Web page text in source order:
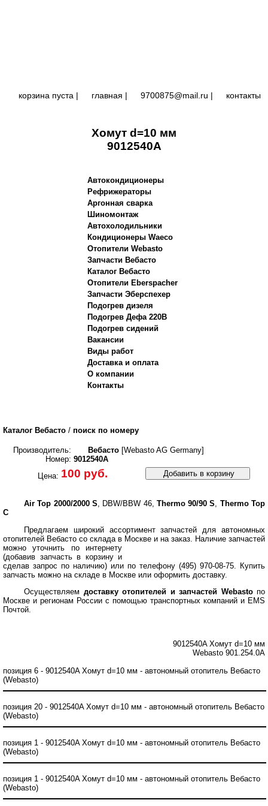
корзина пуста | главная | 9700875@mail.ru | контакты
Хомут d=10 мм
9012540A
Автокондиционеры
Рефрижераторы
Аргонная сварка
Шиномонтаж
Автохолодильники
Кондиционеры Waeco
Отопители Webasto
Запчасти Вебасто
Каталог Вебасто
Отопители Eberspacher
Запчасти Эберспехер
Подогрев дизеля
Подогрев Дефа 220В
Подогрев сидений
Вакансии
Виды работ
Доставка и оплата
О компании
Контакты
Каталог Вебасто / поиск по номеру
Производитель:
Номер:
Вебасто [Webasto AG Germany]
9012540A
Цена: 100 руб. Добавить в корзину
Air Top 2000/2000 S, DBW/BBW 46, Thermo 90/90 S, Thermo Top
C
Предлагаем широкий ассортимент запчастей для автономных
отопителей Вебасто со склада в Москве и на заказ. Наличие запчастей
можно уточнить по интернету
(добавив запчасть в корзину и
сделав запрос по наличию) или по телефону (495) 970-08-75. Купить
запчасть можно на складе в Москве или оформить доставку.
Осуществляем доставку отопителей и запчастей Webastoпо
Москве и регионам России с помощью транспортных компаний и EMS
Почтой.
9012540A Хомут d=10 мм
Webasto 901.254.0A
позиция 6 - 9012540A Хомут d=10 мм - автономный отопитель Вебасто
(Webasto)
позиция 20 - 9012540A Хомут d=10 мм - автономный отопитель Вебасто
(Webasto)
позиция 1 - 9012540A Хомут d=10 мм - автономный отопитель Вебасто
(Webasto)
позиция 1 - 9012540A Хомут d=10 мм - автономный отопитель Вебасто
(Webasto)